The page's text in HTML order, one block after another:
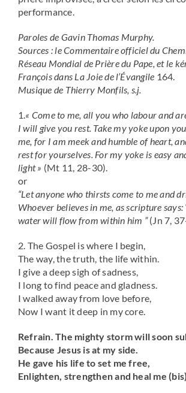
performance.
Paroles de Gavin Thomas Murphy.
Sources : le Commentaire officiel du
Réseau Mondial de Prière du Pape, et le
François dans La Joie de l’Évangile 164.
Musique de Thierry Monfils, s.j.
1.« Come to me, all you who labour and
I will give you rest. Take my yoke upon
me, for I am meek and humble of heart,
rest for yourselves. For my yoke is easy
light » (Mt 11, 28-30).
or
“Let anyone who thirsts come to me and
Whoever believes in me, as scripture
water will flow from within him ”(Jn 7,
2. The Gospel is where I begin,
The way, the truth, the life within.
I give a deep sigh of sadness,
I long to find peace and gladness.
I walked away from love before,
Now I want it deep in my core.
Refrain. The mighty storm will soon
Because Jesus is at my side.
He gave his life to set me free,
Enlighten, strengthen and heal me